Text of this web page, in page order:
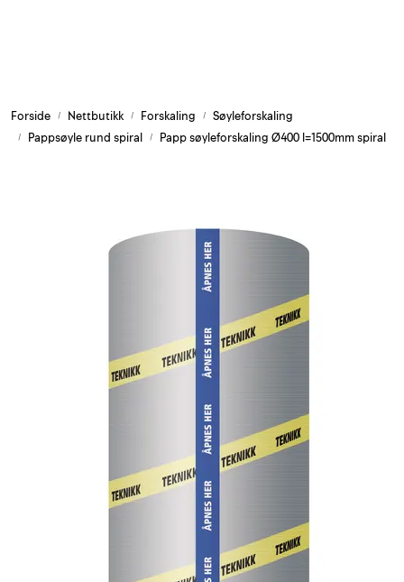
Forside Nettbutikk Forskaling
Søyleforskaling
Pappsøyle rund spiral
Papp søyleforskaling Ø400 l=1500mm spiral
Belysning og sesong